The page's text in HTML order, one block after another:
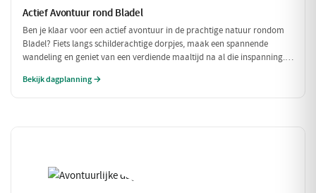
Actief Avontuur rond Bladel
Ben je klaar voor een actief avontuur in de prachtige natuur rondom
Bladel? Fiets langs schilderachtige dorpjes, maak een spannende
wandeling en geniet van een verdiende maaltijd na al die inspanning.
buiten zijn houdt!
Bekijk dagplanning →